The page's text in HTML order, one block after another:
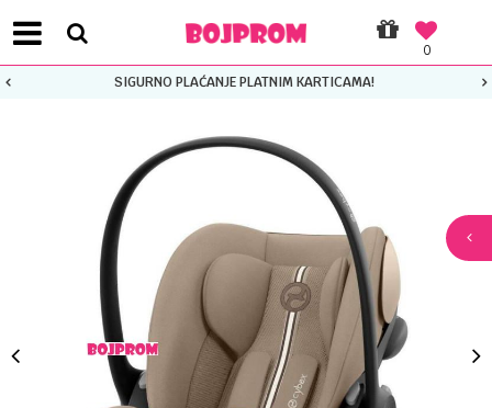
0
SIGURNO PLAĆANJE PLATNIM KARTICAMA!